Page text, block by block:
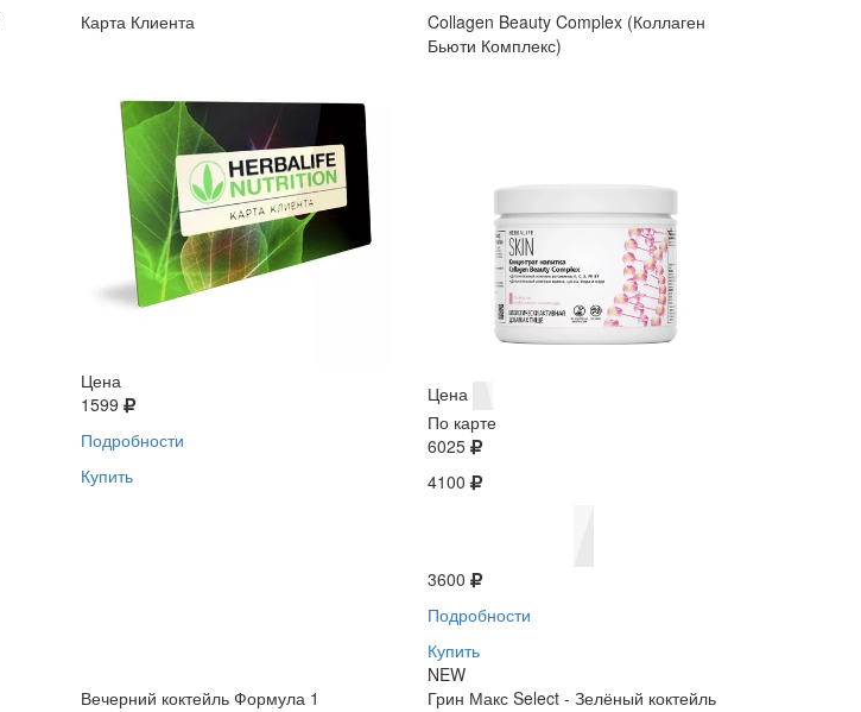
Карта Клиента
Цена
1599
Подробности
Купить
Collagen Beauty Complex (Коллаген
Бьюти Комплекс)
Цена
По карте
6025
4100
3600
Подробности
Купить
NEW
Вечерний коктейль Формула 1 Грин Макс Select - Зелёный коктейль